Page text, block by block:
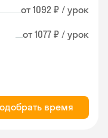
от 1092 ₽ / урок
от 1077 ₽ / урок
время